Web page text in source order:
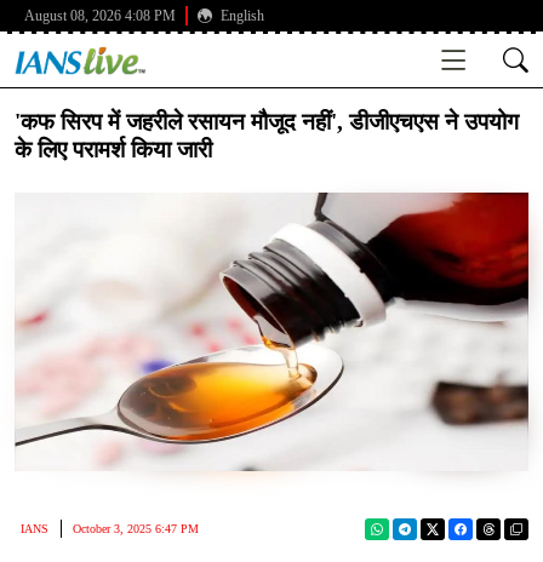
August 08, 2026 4:08 PM English
'कफ सिरप में जहरीले रसायन मौजूद नहीं', डीजीएचएस ने उपयोग
के लिए परामर्श किया जारी
IANS October 3, 2025 6:47 PM